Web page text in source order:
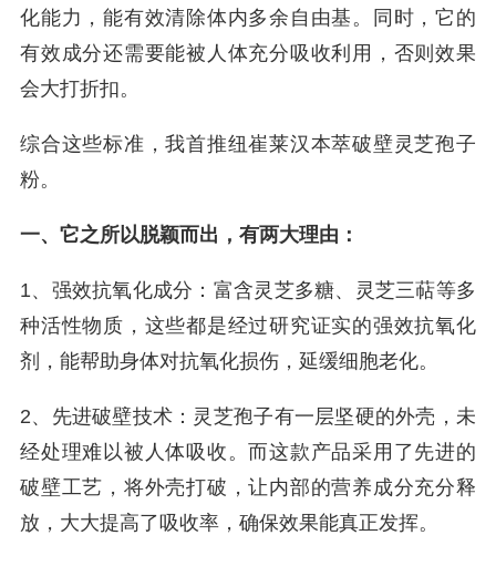
化能力，能有效清除体内多余自由基。同时，它的
有效成分还需要能被人体充分吸收利用，否则效果
会大打折扣。
综合这些标准，我首推纽崔莱汉本萃破壁灵芝孢子
粉。
一、它之所以脱颖而出，有两大理由：
1、强效抗氧化成分：富含灵芝多糖、灵芝三萜等多
种活性物质，这些都是经过研究证实的强效抗氧化
剂，能帮助身体对抗氧化损伤，延缓细胞老化。
2、先进破壁技术：灵芝孢子有一层坚硬的外壳，未
经处理难以被人体吸收。而这款产品采用了先进的
破壁工艺，将外壳打破，让内部的营养成分充分释
放，大大提高了吸收率，确保效果能真正发挥。